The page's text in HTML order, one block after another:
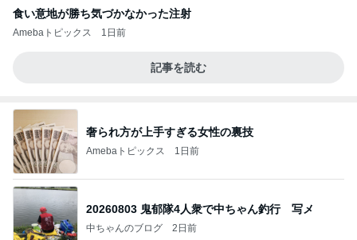
食い意地が勝ち気づかなかった注射
Amebaトピックス 1日前
記事を読む
奢られ方が上手すぎる女性の裏技
Amebaトピックス 1日前
20260803 鬼郁隊4人衆で中ちゃん釣行 写メ
中ちゃんのブログ 2日前